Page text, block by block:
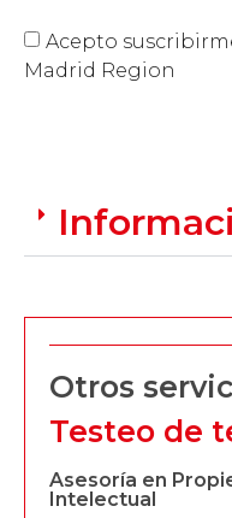
Acepto
Madrid Region
Otros
Testeo de
Asesoría en
Intelectual